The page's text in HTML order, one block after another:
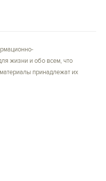
жизни и обо всем, что
принадлежат их